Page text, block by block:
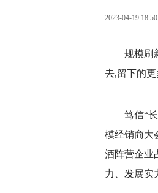
2023-04-19
规模刷
去,留下的
笃信“
模经销商大
酒阵营企业
力、发展实